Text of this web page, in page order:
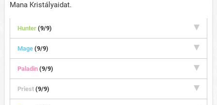
Mana Kristályaidat.
Hunter (9/9)
Mage (9/9)
Paladin (9/9)
Priest (9/9)